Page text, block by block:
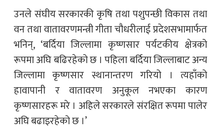
उनले संघीय सरकारकी कृषि तथा पशुपन्छी विकास तथा
वन तथा वातावरणमन्त्री गीता चौधरीलाई प्रदेशसभामार्फत
भनिन्, ‘बर्दिया जिल्लामा कृष्णसार पर्यटकीय क्षेत्रको
रूपमा अघि बढिरहेको छ । पहिला बर्दिया जिल्लाबाट अन्य
जिल्लामा कृष्णसार स्थानान्तरण गरियो । त्यहाँको
हावापानी र वातावरण अनुकूल नभएका कारण
कृष्णसारहरू मरे । अहिले सरकारले संरक्षित रूपमा पालेर
अघि बढाइरहेको छ ।’